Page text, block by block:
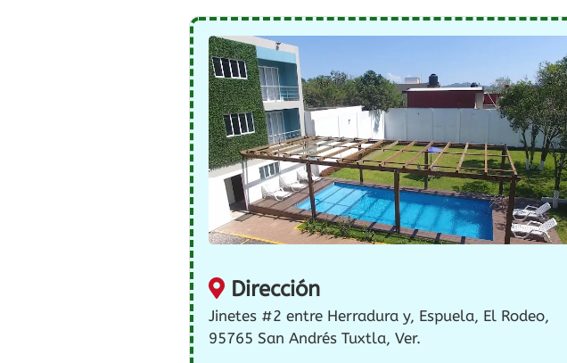
Dirección
Jinetes #2 entre Herradura y, Espuela, El Rodeo,
95765 San Andrés Tuxtla, Ver.